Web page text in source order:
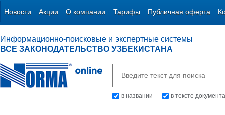
Новости Акции О компании Тарифы Публичная оферта
Информационно-поисковые и экспертные системы
ВСЕ ЗАКОНОДАТЕЛЬСТВО УЗБЕКИСТАНА
в названии в тексте документа